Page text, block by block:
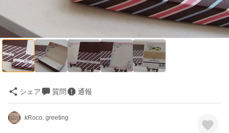
シェア 質問 通報
kRoco. greeting